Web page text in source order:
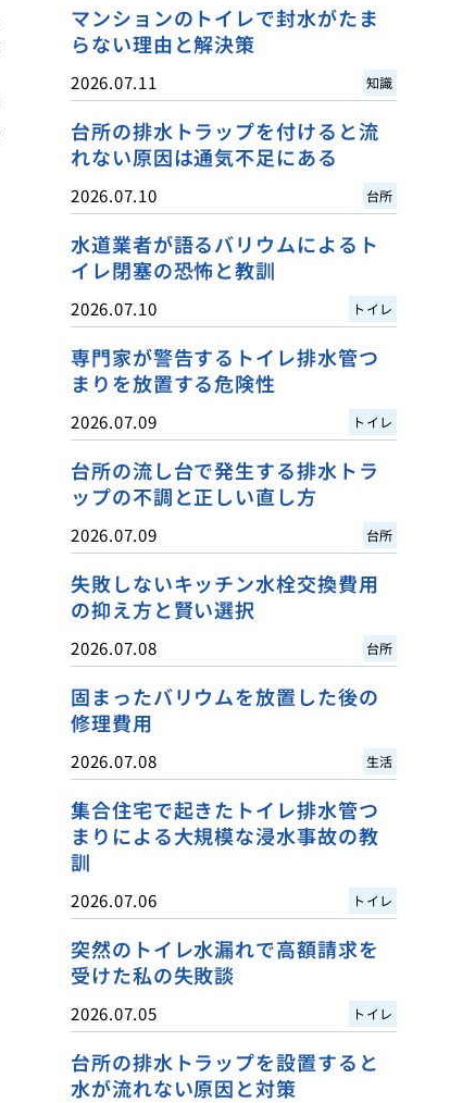
マンションのトイレで封水がたま
らない理由と解決策
2026.07.11 知識
台所の排水トラップを付けると流
れない原因は通気不足にある
2026.07.10 台所
水道業者が語るバリウムによるト
イレ閉塞の恐怖と教訓
2026.07.10 トイレ
専門家が警告するトイレ排水管つ
まりを放置する危険性
2026.07.09 トイレ
台所の流し台で発生する排水トラ
ップの不調と正しい直し方
2026.07.09 台所
失敗しないキッチン水栓交換費用
の抑え方と賢い選択
2026.07.08 台所
固まったバリウムを放置した後の
修理費用
2026.07.08 生活
集合住宅で起きたトイレ排水管つ
まりによる大規模な浸水事故の教
訓
2026.07.06 トイレ
突然のトイレ水漏れで高額請求を
受けた私の失敗談
2026.07.05 トイレ
台所の排水トラップを設置すると
水が流れない原因と対策